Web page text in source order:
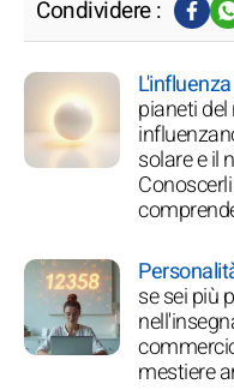
Condividere :
pianeti
solare e il
se sei più
mestiere